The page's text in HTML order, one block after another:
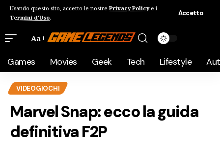
Usando questo sito, accetto le nostre Privacy Policye i
Termini d'Uso.
Accetto
Aa
Games Movies Geek Tech Lifestyle
VIDEOGIOCHI
Marvel Snap: ecco la guida
definitiva F2P